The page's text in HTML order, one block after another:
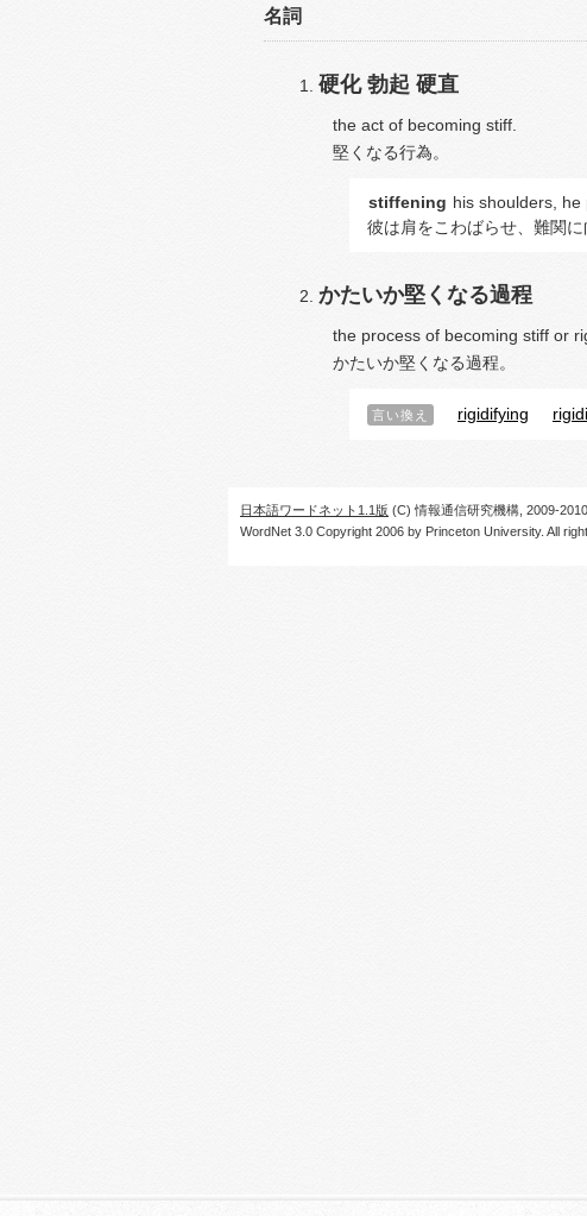
名詞
硬化 勃起 硬直
the act of becoming stiff.
堅くなる行為。
stiffening his shoulders,
彼は肩をこわばらせ、難関
かたいか堅くなる過程
the process of becoming stiff or
かたいか堅くなる過程。
言い換え rigidifying
日本語ワードネット1.1版 (C) 情報通信研究機構, 2009-2010
WordNet 3.0 Copyright 2006 by Princeton University. All